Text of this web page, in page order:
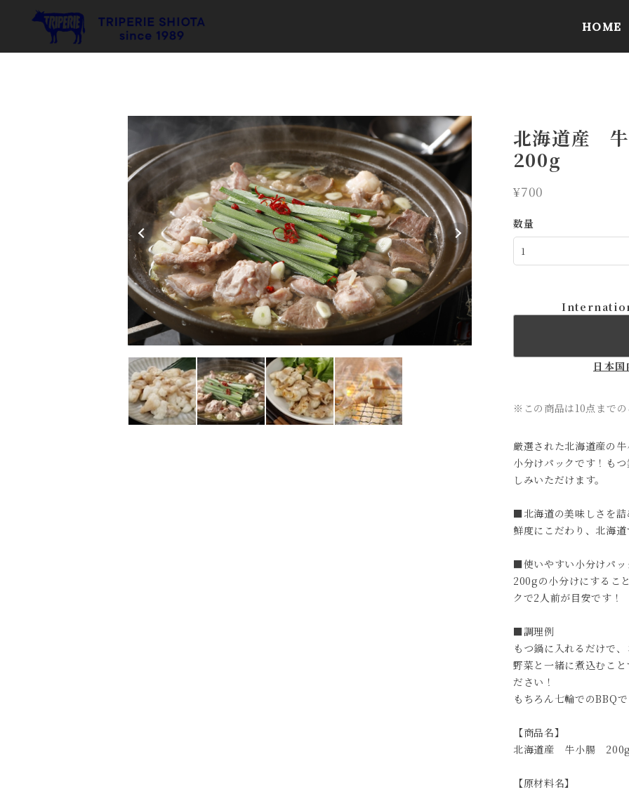
HOME
北海道産
200g
¥700
数量
日本
※この商品は10点まで
厳選された北海道産の
小分けパックです！も
しみいただけます。
■北海道の美味しさを
鮮度にこだわり、北海
■使いやすい小分けパッ
200gの小分けにするこ
クで2人前が目安です！
■調理例
もつ鍋に入れるだけで
野菜と一緒に煮込むこ
ださい！
もちろん七輪でのBBQ
【商品名】
北海道産 牛小腸
【原材料名】